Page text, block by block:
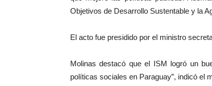
Objetivos de Desarrollo Sustentable y la
El acto fue presidido por el ministro
Molinas destacó que el ISM logró un
políticas sociales en Paraguay”, indicó el